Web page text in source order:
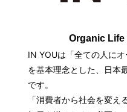
Organic Life
IN YOUは「全ての人にオ
を基本理念とした、日本
です。
「消費者から社会を変